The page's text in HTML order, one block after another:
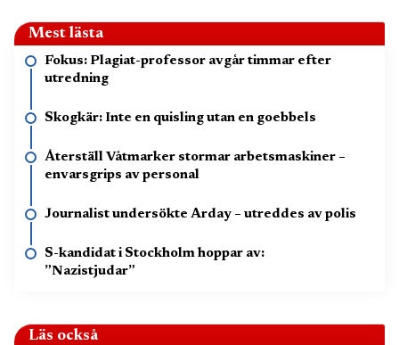
Mest lästa
Fokus: Plagiat-professor avgår timmar efter
utredning
Skogkär: Inte en quisling utan en goebbels
Återställ Våtmarker stormar arbetsmaskiner –
envarsgrips av personal
Journalist undersökte Arday – utreddes av polis
S-kandidat i Stockholm hoppar av:
”Nazistjudar”
Läs också